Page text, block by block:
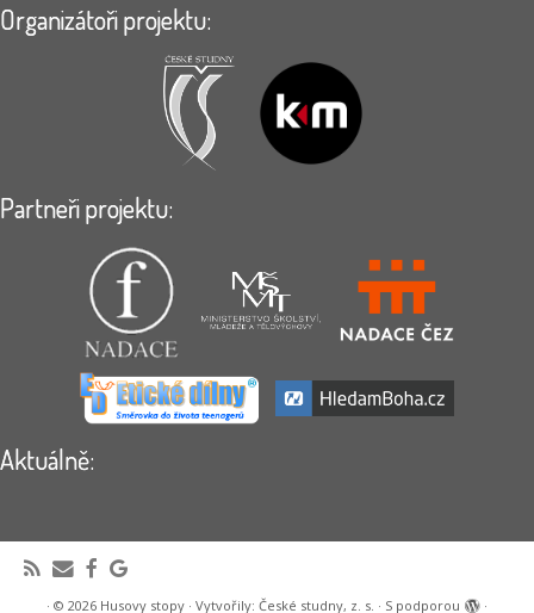
Organizátoři projektu:
Partneři projektu:
Aktuálně:
· © 2026 Husovy stopy · Vytvořily: České studny, z. s. · S podporou ·